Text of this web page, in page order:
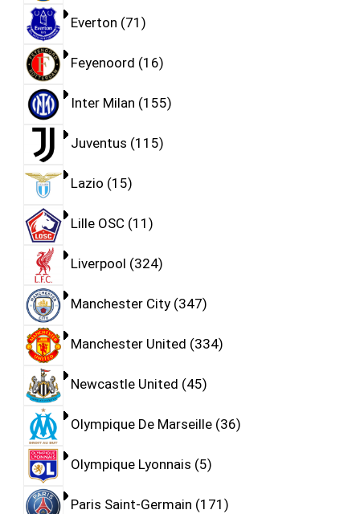
Everton 71
Feyenoord 16
Inter Milan 155
Juventus 115
Lazio 15
Lille OSC 11
Liverpool 324
Manchester City 347
Manchester United 334
Newcastle United 45
Olympique De Marseille 36
Olympique Lyonnais 5
Paris Saint-Germain 171